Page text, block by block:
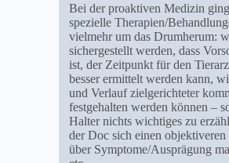
Bei der proaktiven Medizin
spezielle Therapien/
vielmehr um das Drumherum:
sichergestellt werden, dass
ist, der Zeitpunkt für den
besser ermittelt werden kann,
und Verlauf zielgerichteter
festgehalten werden können –
Halter nichts wichtiges zu
der Doc sich einen
über Symptome/Ausprägung